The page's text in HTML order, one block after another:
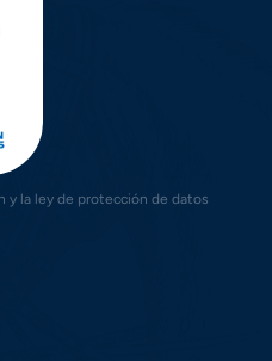
y la ley de protección de datos